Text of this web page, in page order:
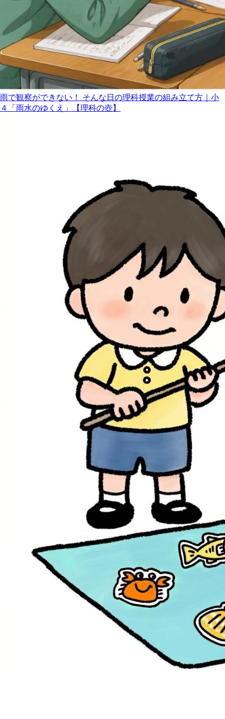
雨で観察ができない！ そんな日の理科授業の組み立て方｜小
４「雨水のゆくえ」【理科の壺】